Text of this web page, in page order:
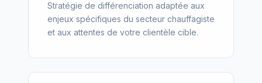
Stratégie de différenciation adaptée aux
enjeux spécifiques du secteur chauffagiste
et aux attentes de votre clientèle cible.